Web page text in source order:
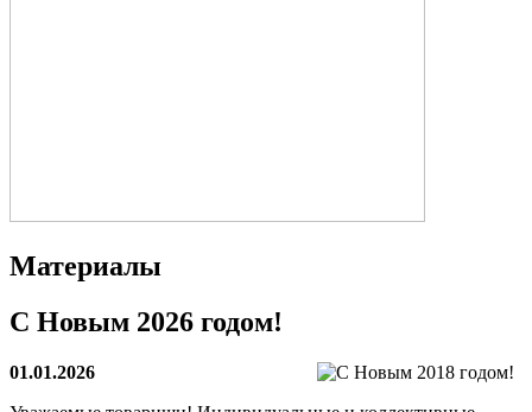
Материалы
С Новым 2026 годом!
01.01.2026